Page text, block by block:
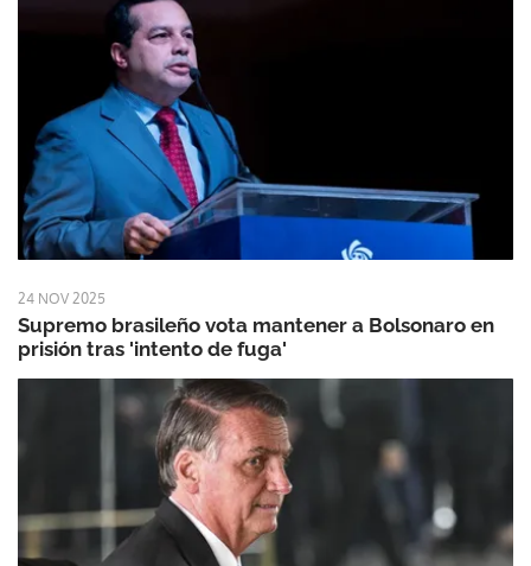
24 NOV 2025
Supremo brasileño vota mantener a Bolsonaro en
prisión tras 'intento de fuga'